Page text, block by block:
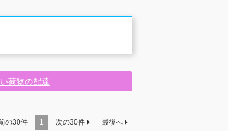
荷物の配達
の30件 1 次の30件 最後へ